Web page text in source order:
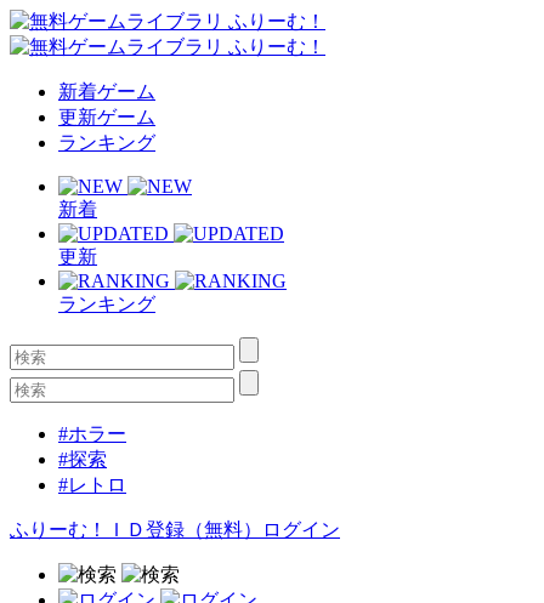
新着ゲーム
更新ゲーム
ランキング
新着
更新
ランキング
#ホラー
#探索
#レトロ
ふりーむ！ＩＤ登録（無料） ログイン